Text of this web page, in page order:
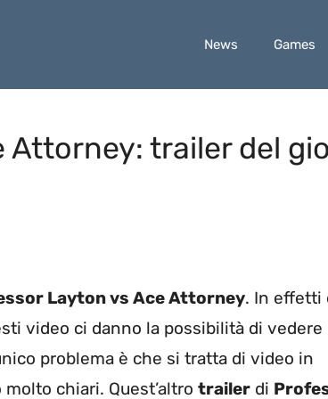
News Games
Attorney: trailer del
Layton vs Ace Attorney. In effetti
video ci danno la possibilità di vedere
problema è che si tratta di video in
chiari. Quest’altro trailer di